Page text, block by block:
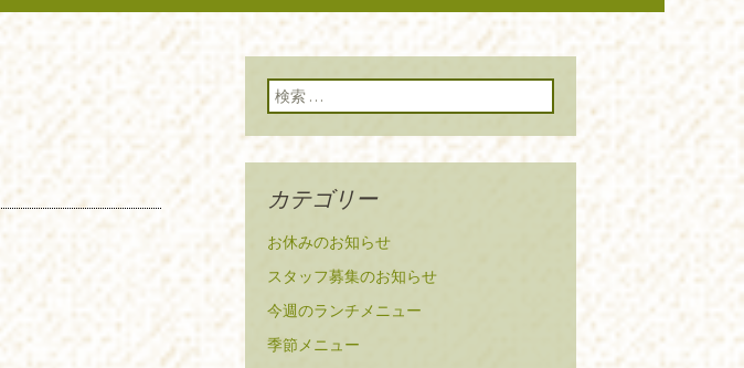
検索:
カテゴリー
お休みのお知らせ
スタッフ募集のお知らせ
今週のランチメニュー
季節メニュー